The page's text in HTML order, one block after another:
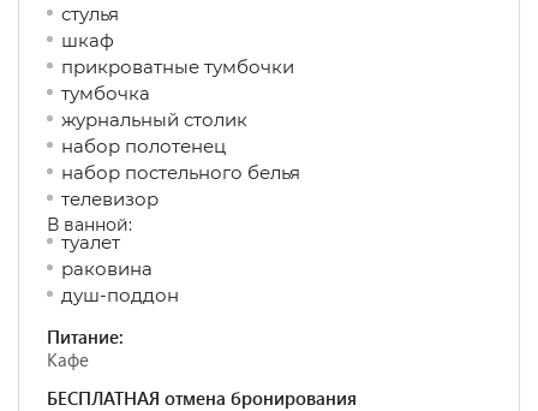
стулья
шкаф
прикроватные тумбочки
тумбочка
журнальный столик
набор полотенец
набор постельного белья
телевизор
В ванной:
туалет
раковина
душ-поддон
Питание:
Кафе
БЕСПЛАТНАЯ отмена бронирования